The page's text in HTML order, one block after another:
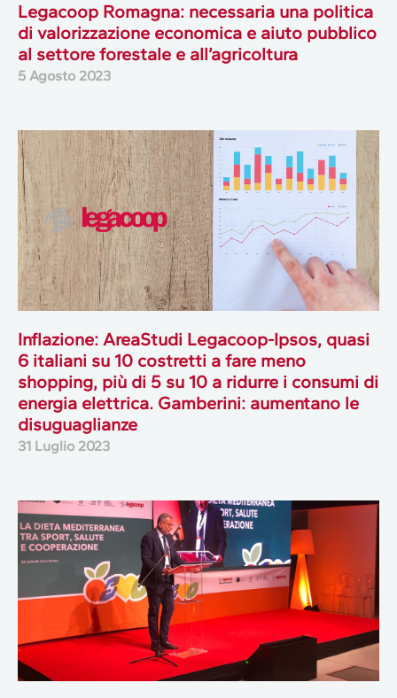
Legacoop Romagna: necessaria una politica
di valorizzazione economica e aiuto pubblico
al settore forestale e all’agricoltura
5 Agosto 2023
Inflazione: AreaStudi Legacoop-Ipsos, quasi
6 italiani su 10 costretti a fare meno
shopping, più di 5 su 10 a ridurre i consumi di
energia elettrica. Gamberini: aumentano le
disuguaglianze
31 Luglio 2023